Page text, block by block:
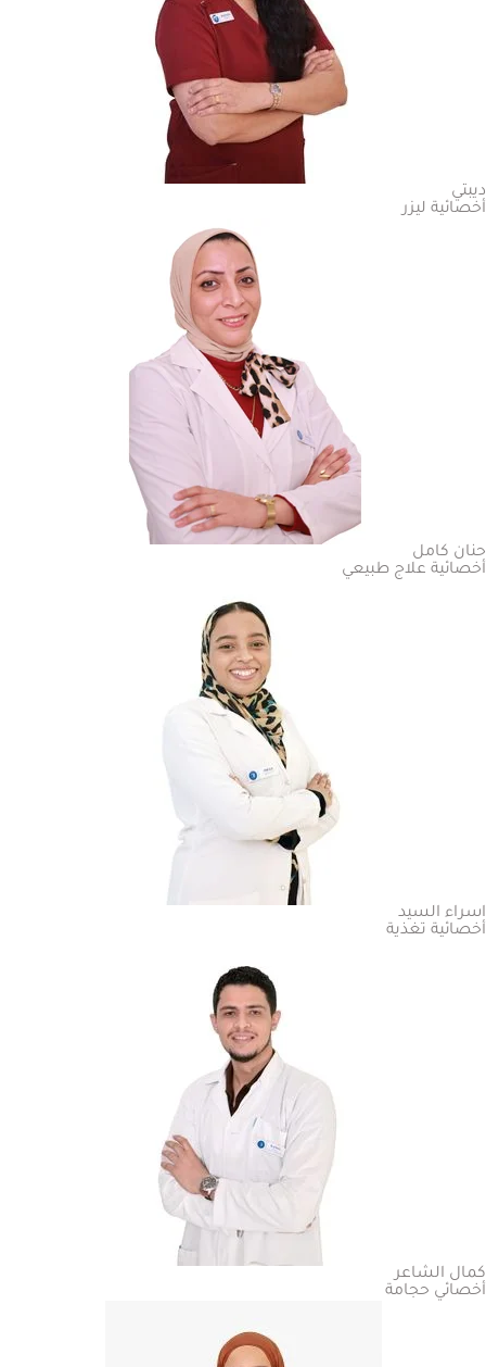
ديبتي
أخصائية ليزر
حنان كامل
أخصائية علاج طبيعي
اسراء السيد
أخصائية تغذية
كمال الشاعر
أخصائي حجامة